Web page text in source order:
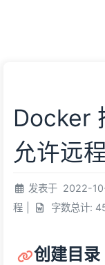
Docker
允许远
发表于 2022-
程
字数总计:
创建目录